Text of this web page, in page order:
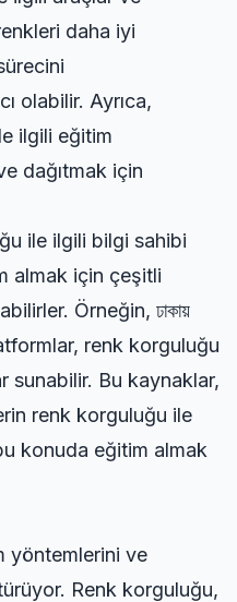
daha iyi
olabilir. Ayrıca,
ilgili eğitim
dağıtmak için
ile ilgili bilgi sahibi
almak için çeşitli
Örneğin, ঢাকায়
renk korguluğu
sunabilir. Bu kaynaklar,
renk korguluğu ile
konuda eğitim almak
yöntemlerini ve
Renk korguluğu,